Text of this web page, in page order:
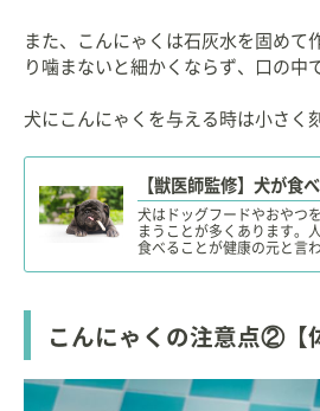
また、こんにゃくは石灰水を固めて
り噛まないと細かくならず、口の中
犬にこんにゃくを与える時は小さく
犬はドッグフードやおやつ
まうことが多くあります。
食べることが健康の元と言
こんにゃくの注意点②【